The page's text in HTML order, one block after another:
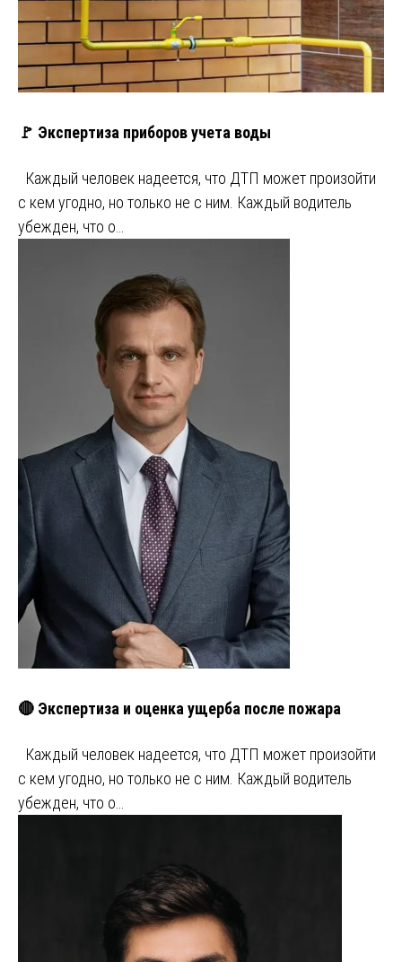
🚩 Экспертиза приборов учета воды
Каждый человек надеется, что ДТП может произойти
с кем угодно, но только не с ним. Каждый водитель
убежден, что о…
🔴 Экспертиза и оценка ущерба после пожара
Каждый человек надеется, что ДТП может произойти
с кем угодно, но только не с ним. Каждый водитель
убежден, что о…